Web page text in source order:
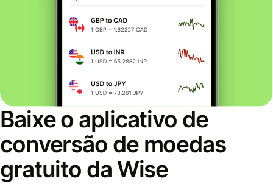
Baixe o aplicativo de
conversão de moedas
gratuito da Wise